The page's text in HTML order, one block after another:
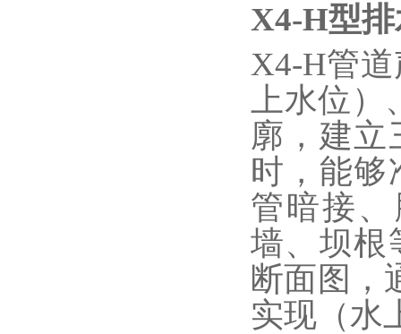
X4-H型
X4-H管
上水位
廓，建立
时，能够
管暗接
墙、坝根
断面图，
实现（水